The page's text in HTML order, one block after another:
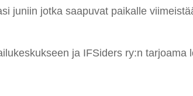
juniin jotka saapuvat paikalle
ja IFSiders ry:n tarjoama